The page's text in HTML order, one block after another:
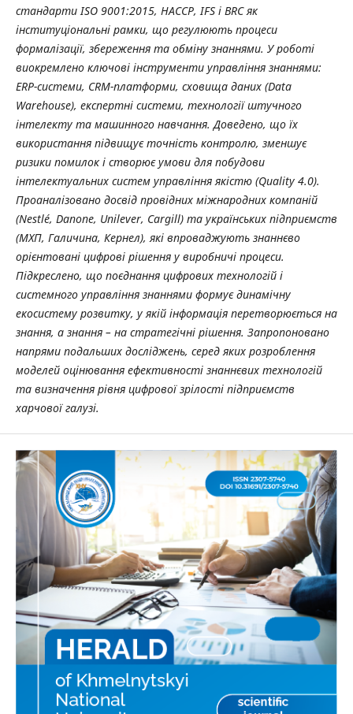
стандарти ISO 9001:2015, HACCP, IFS і BRC як
інституціональні рамки, що регулюють процеси
формалізації, збереження та обміну знаннями. У роботі
виокремлено ключові інструменти управління знаннями:
ERP-системи, CRM-платформи, сховища даних (Data
Warehouse), експертні системи, технології штучного
інтелекту та машинного навчання. Доведено, що їх
використання підвищує точність контролю, зменшує
ризики помилок і створює умови для побудови
інтелектуальних систем управління якістю (Quality 4.0).
Проаналізовано досвід провідних міжнародних компаній
(Nestlé, Danone, Unilever, Cargill) та українських підприємств
(МХП, Галичина, Кернел), які впроваджують знаннєво
орієнтовані цифрові рішення у виробничі процеси.
Підкреслено, що поєднання цифрових технологій і
системного управління знаннями формує динамічну
екосистему розвитку, у якій інформація перетворюється на
знання, а знання – на стратегічні рішення. Запропоновано
напрями подальших досліджень, серед яких розроблення
моделей оцінювання ефективності знаннєвих технологій
та визначення рівня цифрової зрілості підприємств
харчової галузі.